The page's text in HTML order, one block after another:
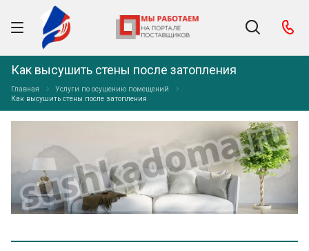
Как высушить стены после затопления
Главная
Услуги по осушению помещений
Как высушить стены после затопления